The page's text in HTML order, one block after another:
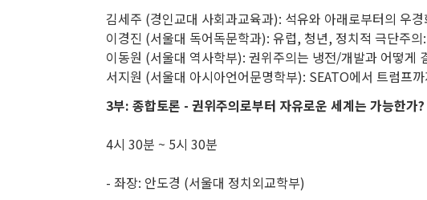
김세주 (경인교대 사회과교육과): 석유와 아래로부터의 우
이경진 (서울대 독어독문학과): 유럽, 청년, 정치적 극단주
이동원 (서울대 역사학부): 권위주의는 냉전/개발과 어떻게
서지원 (서울대 아시아언어문명학부): SEATO에서 트럼프
3부: 종합토론 - 권위주의로부터 자유로운 세계는 가능한가?
4시 30분 ~ 5시 30분
- 좌장: 안도경 (서울대 정치외교학부)